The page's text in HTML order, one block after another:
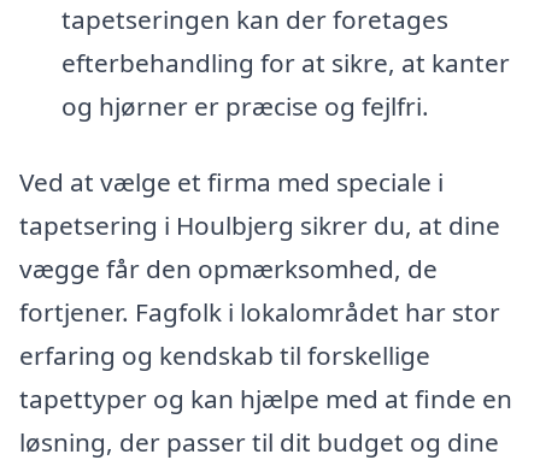
tapetseringen kan der foretages
efterbehandling for at sikre, at kanter
og hjørner er præcise og fejlfri.
Ved at vælge et firma med speciale i
tapetsering i Houlbjerg sikrer du, at dine
vægge får den opmærksomhed, de
fortjener. Fagfolk i lokalområdet har stor
erfaring og kendskab til forskellige
tapettyper og kan hjælpe med at finde en
løsning, der passer til dit budget og dine